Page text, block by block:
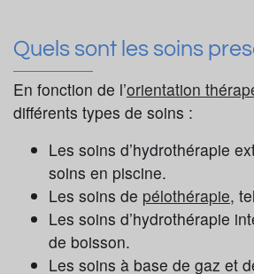
Quels sont les soins
En fonction de l’orientation
différents types de soins :
Les soins d’hydrothérapie
soins en piscine.
Les soins de pélothérapie,
Les soins d’hydrothérapie
de boisson.
Les soins à base de gaz et